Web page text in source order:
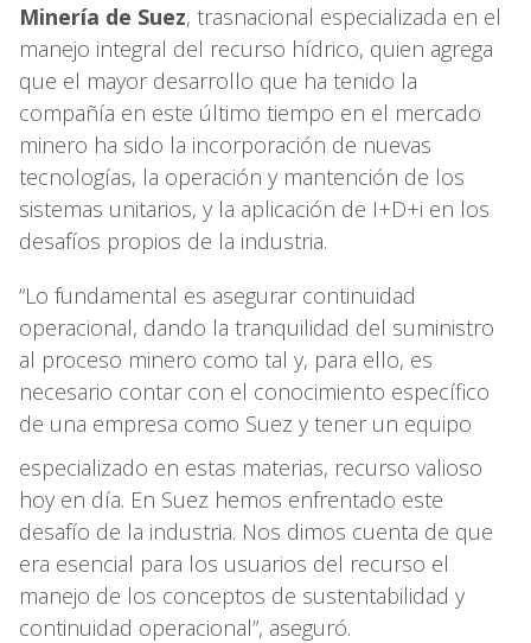
Minería de Suez, trasnacional especializada en el
manejo integral del recurso hídrico, quien agrega
que el mayor desarrollo que ha tenido la
compañía en este último tiempo en el mercado
minero ha sido la incorporación de nuevas
tecnologías, la operación y mantención de los
sistemas unitarios, y la aplicación de I+D+i en los
desafíos propios de la industria.
“Lo fundamental es asegurar continuidad
operacional, dando la tranquilidad del suministro
al proceso minero como tal y, para ello, es
necesario contar con el conocimiento específico
de una empresa como Suez y tener un equipo
especializado en estas materias, recurso valioso
hoy en día. En Suez hemos enfrentado este
desafío de la industria. Nos dimos cuenta de que
era esencial para los usuarios del recurso el
manejo de los conceptos de sustentabilidad y
continuidad operacional”, aseguró.